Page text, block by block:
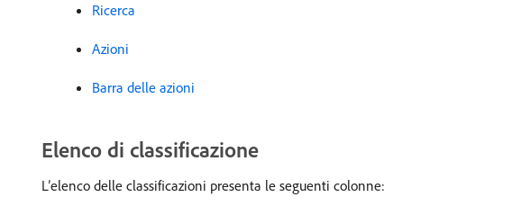
Ricerca
Azioni
Barra delle azioni
Elenco di classificazione
L’elenco delle classificazioni presenta le seguenti colonne: